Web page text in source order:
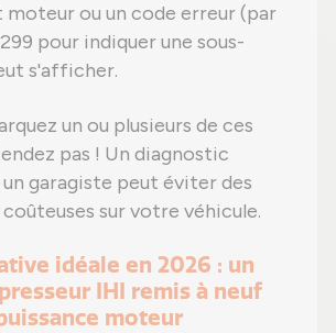
moteur ou un code erreur (par
pour indiquer une sous-
s'afficher.
un ou plusieurs de ces
pas ! Un diagnostic
garagiste peut éviter des
sur votre véhicule.
idéale en 2026 : un
IHI remis à neuf
moteur